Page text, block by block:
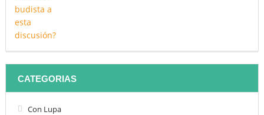
CATEGORIAS
Con Lupa